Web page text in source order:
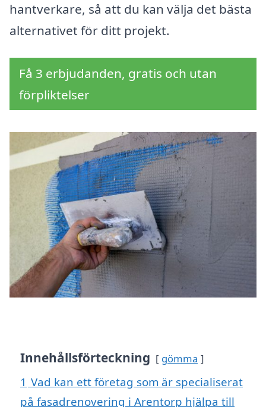
hantverkare, så att du kan välja det bästa
alternativet för ditt projekt.
Få 3 erbjudanden, gratis och utan
förpliktelser
Innehållsförteckning gömma
1 Vad kan ett företag som är specialiserat
på fasadrenovering i Arentorp hjälpa till